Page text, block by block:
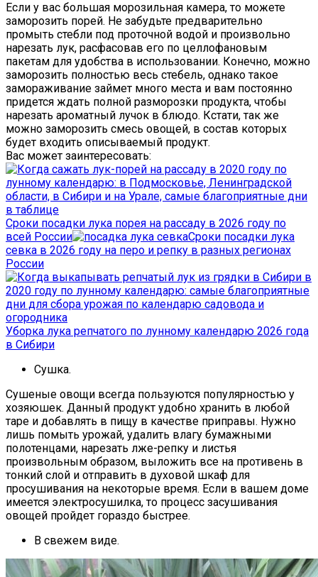
Если у вас большая морозильная камера, то можете
заморозить порей. Не забудьте предварительно
промыть стебли под проточной водой и произвольно
нарезать лук, расфасовав его по целлофановым
пакетам для удобства в использовании. Конечно, можно
заморозить полностью весь стебель, однако такое
замораживание займет много места и вам постоянно
придется ждать полной разморозки продукта, чтобы
нарезать ароматный лучок в блюдо. Кстати, так же
можно заморозить смесь овощей, в состав которых
будет входить описываемый продукт.
Вас может заинтересовать:
Сроки посадки лука порея на рассаду в 2026 году по
всей России
Сроки посадки лука
севка в 2026 году на перо и репку в разных регионах
России
Уборка лука репчатого по лунному календарю 2026 года
в Сибири
Сушка.
Сушеные овощи всегда пользуются популярностью у
хозяюшек. Данный продукт удобно хранить в любой
таре и добавлять в пищу в качестве приправы. Нужно
лишь помыть урожай, удалить влагу бумажными
полотенцами, нарезать лже-репку и листья
произвольным образом, выложить все на противень в
тонкий слой и отправить в духовой шкаф для
просушивания на некоторые время. Если в вашем доме
имеется электросушилка, то процесс засушивания
овощей пройдет гораздо быстрее.
В свежем виде.